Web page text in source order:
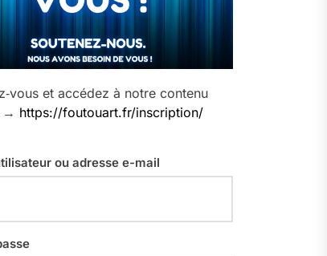
et accédez à notre contenu
→ https://foutouart.fr/inscription/
ou adresse e-mail